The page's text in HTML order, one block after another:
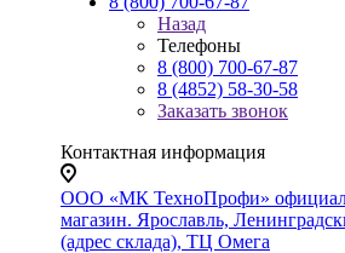
Назад
Телефоны
8 (800) 700-67-87
8 (4852) 58-30-58
Заказать звонок
Контактная информация
ООО «МК ТехноПрофи»
магазин. Ярославль,
(адрес склада), ТЦ Омега